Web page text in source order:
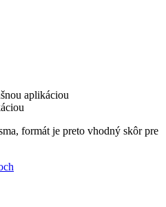
aplikáciou
formát je preto vhodný skôr pre